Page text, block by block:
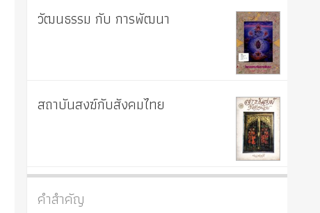
วัฒนธรรม กับ การพัฒนา
สถาบันสงฆ์กับสังคมไทย
คำสำคัญ